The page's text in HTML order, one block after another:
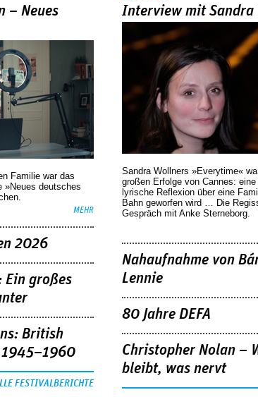
– Neues
Familie war das
»Neues deutsches
MEHR
2026
Ein großes
British
1945–1960
FESTIVALBERICHTE
Interview mit Sandra
Sandra Wollners »Everytime«
großen Erfolge von Cannes: eine
lyrische Reflexion über eine
Bahn geworfen wird … Die
Gespräch mit Anke Sterneborg.
Nahaufnahme von
Lennie
80 Jahre DEFA
Christopher Nolan –
bleibt, was nervt